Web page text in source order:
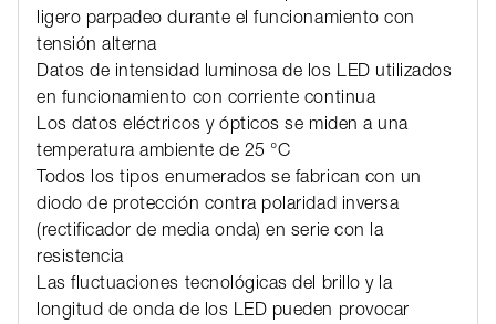
ligero parpadeo durante el funcionamiento con
tensión alterna
Datos de intensidad luminosa de los LED utilizados
en funcionamiento con corriente continua
Los datos eléctricos y ópticos se miden a una
temperatura ambiente de 25 °C
Todos los tipos enumerados se fabrican con un
diodo de protección contra polaridad inversa
(rectificador de media onda) en serie con la
resistencia
Las fluctuaciones tecnológicas del brillo y la
longitud de onda de los LED pueden provocar